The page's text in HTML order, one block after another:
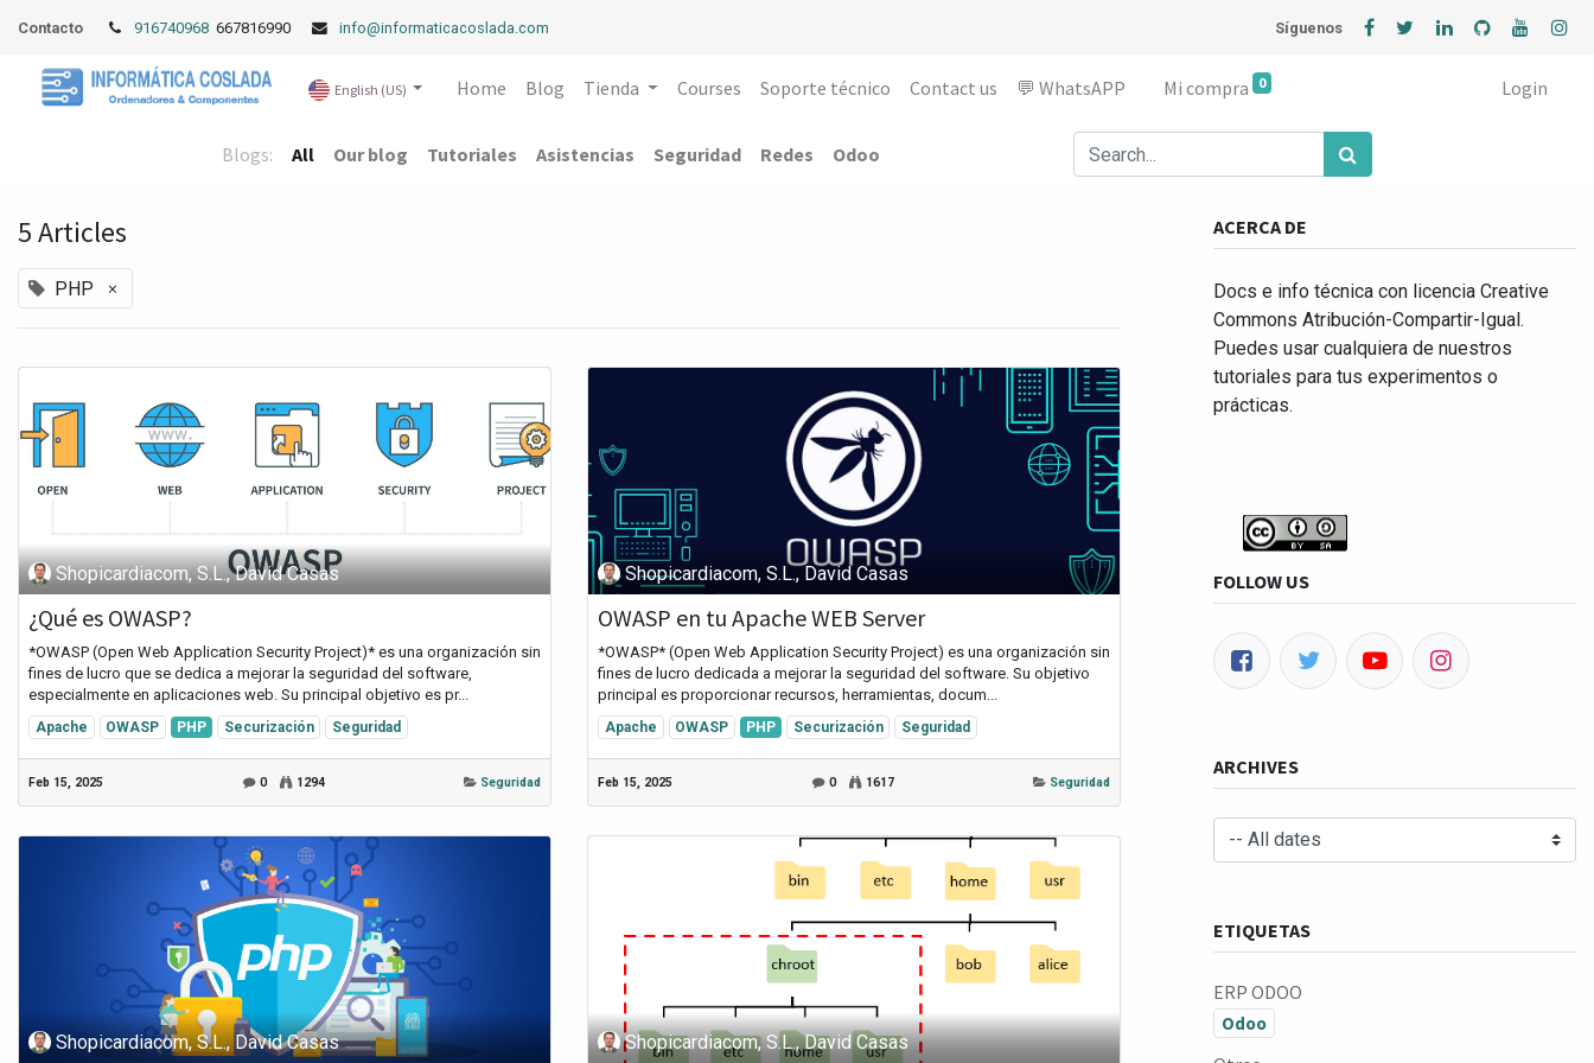
Contacto 916740968 667816990 info@informaticacoslada.com Síguenos
English (US) Home Blog Tienda Courses Soporte técnico Contact us 💬 WhatsAPP Mi compra 0 Login
Blogs: All Our blog Tutoriales Asistencias Seguridad Redes Odoo
5 Articles
PHP ×
Shopicardiacom, S.L., David Casas
¿Qué es OWASP?
*OWASP (Open Web Application Security Project)* es una organización sin
fines de lucro que se dedica a mejorar la seguridad del software,
especialmente en aplicaciones web. Su principal objetivo es pr...
Apache OWASP PHP Securización Seguridad
Feb 15, 2025 0 1294 Seguridad
Shopicardiacom, S.L., David Casas
OWASP en tu Apache WEB Server
*OWASP* (Open Web Application Security Project) es una organización sin
fines de lucro dedicada a mejorar la seguridad del software. Su objetivo
principal es proporcionar recursos, herramientas, docum...
Apache OWASP PHP Securización Seguridad
Feb 15, 2025 0 1617 Seguridad
Shopicardiacom, S.L., David Casas Shopicardiacom, S.L., David Casas
ACERCA DE
Docs e info técnica con licencia Creative
Commons Atribución-Compartir-Igual.
Puedes usar cualquiera de nuestros
tutoriales para tus experimentos o
prácticas.
FOLLOW US
ARCHIVES
ETIQUETAS
ERP ODOO
Odoo